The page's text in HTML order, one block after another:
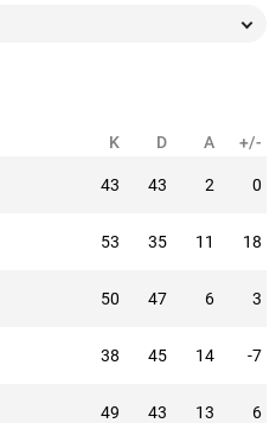
K D A +/-
43 43 2 0
53 35 11 18
50 47 6 3
38 45 14 -7
49 43 13 6